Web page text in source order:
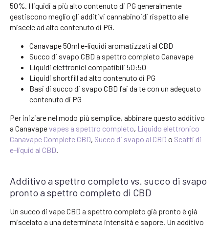
50%. I liquidi a più alto contenuto di PG generalmente
gestiscono meglio gli additivi cannabinoidi rispetto alle
miscele ad alto contenuto di PG.
Canavape 50ml e-liquidi aromatizzati al CBD
Succo di svapo CBD a spettro completo Canavape
Liquidi elettronici compatibili 50:50
Liquidi shortfill ad alto contenuto di PG
Basi di succo di svapo CBD fai da te con un adeguato
contenuto di PG
Per iniziare nel modo più semplice, abbinare questo additivo
a Canavapevapes a spettro completo, Liquido elettronico
Canavape Complete CBD, Succo di svapo al CBD o Scatti di
e-liquid al CBD.
Additivo a spettro completo vs. succo di svapo
pronto a spettro completo di CBD
Un succo di vape CBD a spettro completo già pronto è già
miscelato a una determinata intensità e sapore. Un additivo